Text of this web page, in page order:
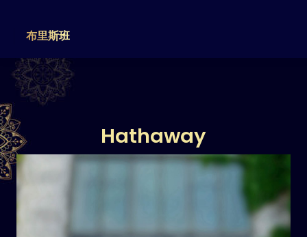
布里斯班
Hathaway